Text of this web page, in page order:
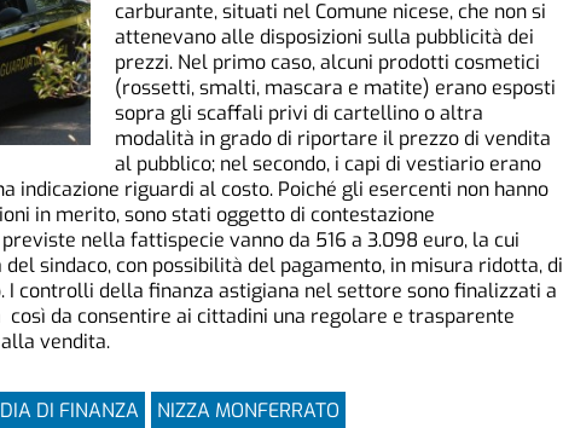
carburante, situati nel Comune nicese, che non si
attenevano alle disposizioni sulla pubblicità dei
prezzi. Nel primo caso, alcuni prodotti cosmetici
(rossetti, smalti, mascara e matite) erano esposti
sopra gli scaffali privi di cartellino o altra
modalità in grado di riportare il prezzo di vendita
al pubblico; nel secondo, i capi di vestiario erano
indicazione riguardi al costo. Poiché gli esercenti non hanno
in merito, sono stati oggetto di contestazione
nella fattispecie vanno da 516 a 3.098 euro, la cui
sindaco, con possibilità del pagamento, in misura ridotta, di
I controlli della finanza astigiana nel settore sono finalizzati a
da consentire ai cittadini una regolare e trasparente
vendita.
DI FINANZA NIZZA MONFERRATO